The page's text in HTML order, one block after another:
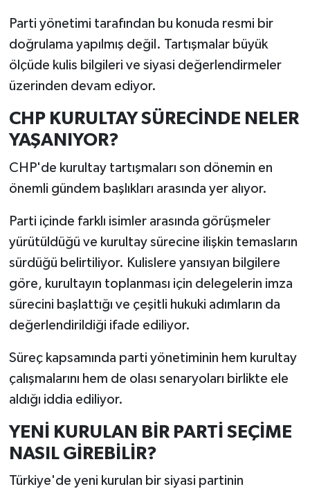
Parti yönetimi tarafından bu konuda resmi bir
doğrulama yapılmış değil. Tartışmalar büyük
ölçüde kulis bilgileri ve siyasi değerlendirmeler
üzerinden devam ediyor.
CHP KURULTAY SÜRECİNDE NELER
YAŞANIYOR?
CHP'de kurultay tartışmaları son dönemin en
önemli gündem başlıkları arasında yer alıyor.
Parti içinde farklı isimler arasında görüşmeler
yürütüldüğü ve kurultay sürecine ilişkin temasların
sürdüğü belirtiliyor. Kulislere yansıyan bilgilere
göre, kurultayın toplanması için delegelerin imza
sürecini başlattığı ve çeşitli hukuki adımların da
değerlendirildiği ifade ediliyor.
Süreç kapsamında parti yönetiminin hem kurultay
çalışmalarını hem de olası senaryoları birlikte ele
aldığı iddia ediliyor.
YENİ KURULAN BİR PARTİ SEÇİME
NASIL GİREBİLİR?
Türkiye'de yeni kurulan bir siyasi partinin